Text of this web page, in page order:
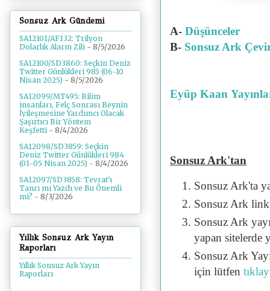
A- Düşünceler
B- Sonsuz Ark
Eyüp Kaan
Sonsuz Ark'tan
Sonsuz Ark'ta
Sonsuz Ark
Sonsuz Ark
yapan sitelerde
Sonsuz Ark
için lütfen
Sonsuz Ark Gündemi
SA12101/AF132: Trilyon
Dolarlık Alarm Zili - 8/5/2026
SA12100/SD3860: Seçkin Deniz
Twitter Günlükleri 985 (06-10
Nisan 2025) - 8/5/2026
SA12099/MT495: Bilim
insanları, Felç Sonrası Beynin
İyileşmesine Yardımcı Olacak
Şaşırtıcı Bir Yöntem
Keşfetti - 8/4/2026
SA12098/SD3859: Seçkin
Deniz Twitter Günlükleri 984
(01-05 Nisan 2025) - 8/4/2026
SA12097/SD3858: Tevrat'ı
Tanrı mı Yazdı ve Bu Önemli
mi? - 8/3/2026
Yıllık Sonsuz Ark Yayın
Raporları
Yıllık Sonsuz Ark Yayın
Raporları